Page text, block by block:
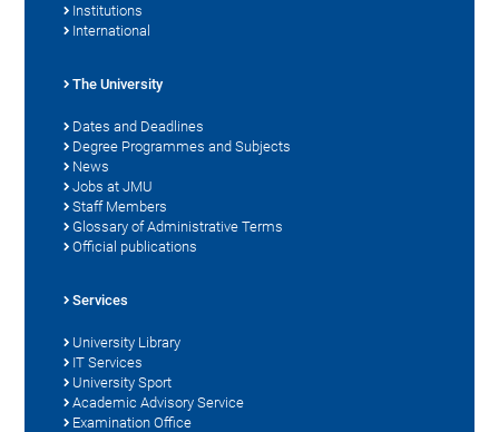
Institutions
International
The University
Dates and Deadlines
Degree Programmes and Subjects
News
Jobs at JMU
Staff Members
Glossary of Administrative Terms
Official publications
Services
University Library
IT Services
University Sport
Academic Advisory Service
Examination Office